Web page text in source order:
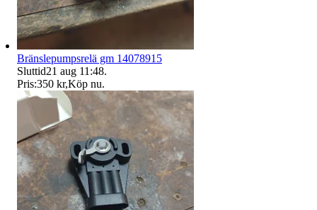
Bränslepumpsrelä gm 14078915
Sluttid21 aug 11:48.
Pris:350 kr,Köp nu.